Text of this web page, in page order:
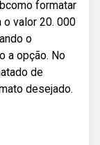
formatar
valor 20. 000
o
a opção. No
de
desejado.